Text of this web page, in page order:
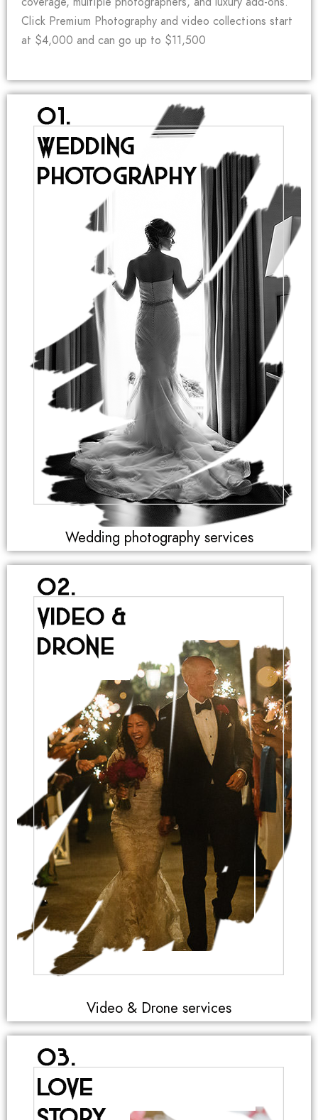
Click Premium Photography and video collections start
at $4,000 and can go up to $11,500
Wedding photography services
Video & Drone services